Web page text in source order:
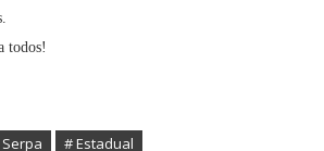
todos!
# Estadual